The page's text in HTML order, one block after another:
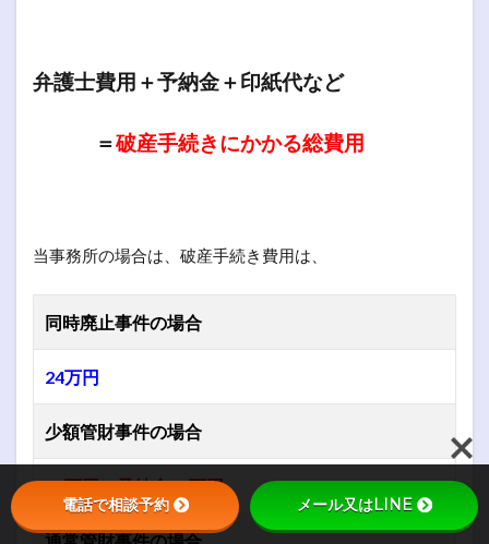
弁護士費用＋予納金＋印紙代など
＝破産手続きにかかる総費用
当事務所の場合は、破産手続き費用は、
同時廃止事件の場合
24万円
少額管財事件の場合
30万円＋予納金20万円
通常管財事件の場合
電話で相談予約 メール又はLINE